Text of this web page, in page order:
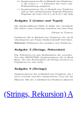
(Strings, Rekursion) A